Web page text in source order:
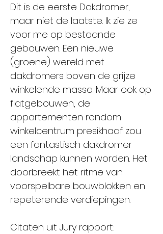
Dit is de eerste Dakdromer,
maar niet de laatste. Ik zie ze
voor me op bestaande
gebouwen. Een nieuwe
(groene) wereld met
dakdromers boven de grijze
winkelende massa. Maar ook op
flatgebouwen, de
appartementen rondom
winkelcentrum presikhaaf zou
een fantastisch dakdromer
landschap kunnen worden. Het
doorbreekt het ritme van
voorspelbare bouwblokken en
repeterende verdiepingen.
Citaten uit Jury rapport: